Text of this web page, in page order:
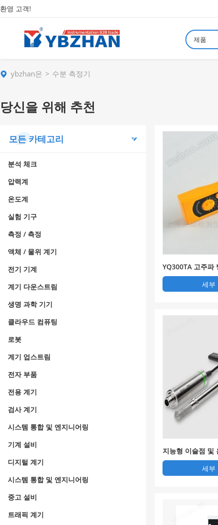
환영 고객!
제품
ybzhan은 수분 측정기
당신을 위해 추천
모든 카테고리
분석 체크
압력계
온도계
실험 기구
측정 / 측정
액체 / 물위 계기
전기 기계
계기 다운스트림
생명 과학 기기
클라우드 컴퓨팅
로봇
계기 업스트림
전자 부품
전용 계기
검사 계기
시스템 통합 및 엔지니어링
기계 설비
디지털 계기
시스템 통합 및 엔지니어링
중고 설비
트래픽 계기
YQ300TA 고주파
세부
지능형 이슬점 및
설치 깊이를 조정
세부